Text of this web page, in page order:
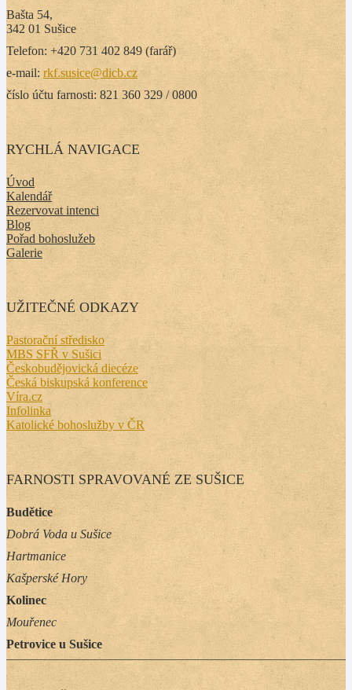
Bašta 54,
342 01 Sušice
Telefon: +420 731 402 849 (farář)
e-mail: rkf.susice@dicb.cz
číslo účtu farnosti: 821 360 329 / 0800
RYCHLÁ NAVIGACE
Úvod
Kalendář
Rezervovat intenci
Blog
Pořad bohoslužeb
Galerie
UŽITEČNÉ ODKAZY
Pastorační středisko
MBS SFŘ v Sušici
Českobudějovická diecéze
Česká biskupská konference
Víra.cz
Infolinka
Katolické bohoslužby v ČR
FARNOSTI SPRAVOVANÉ ZE SUŠICE
Budětice
Dobrá Voda u Sušice
Hartmanice
Kašperské Hory
Kolinec
Mouřenec
Petrovice u Sušice